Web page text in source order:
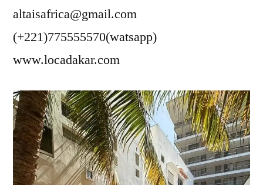
altaisafrica@gmail.com
(+221)775555570(watsapp)
www.locadakar.com